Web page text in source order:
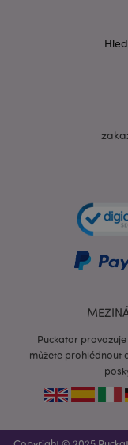
Puckator
můžete prohlédnout
PHPSESSID